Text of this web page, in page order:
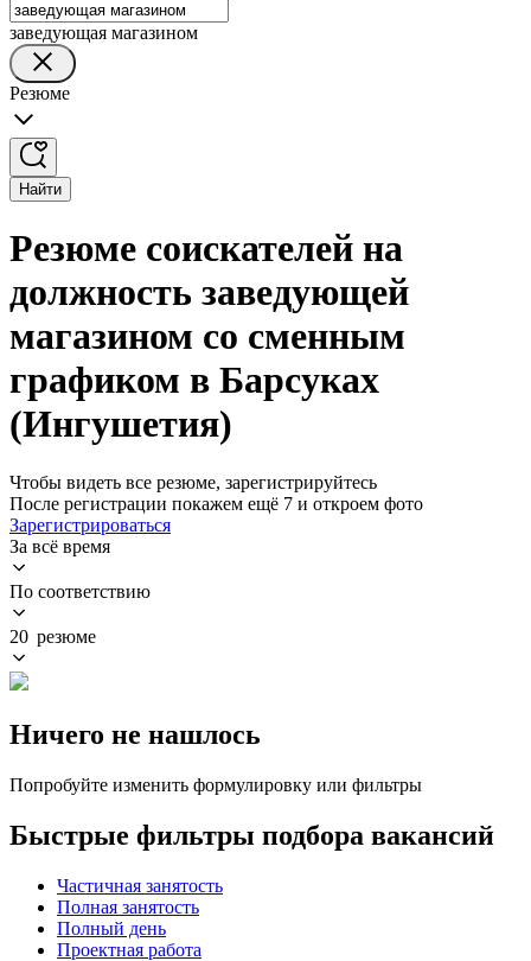
заведующая магазином
Резюме
Найти
Резюме соискателей на
должность заведующей
магазином со сменным
графиком в Барсуках
(Ингушетия)
Чтобы видеть все резюме, зарегистрируйтесь
После регистрации покажем ещё 7 и откроем фото
Зарегистрироваться
За всё время
По соответствию
20 резюме
Ничего не нашлось
Попробуйте изменить формулировку или фильтры
Быстрые фильтры подбора вакансий
Частичная занятость
Полная занятость
Полный день
Проектная работа